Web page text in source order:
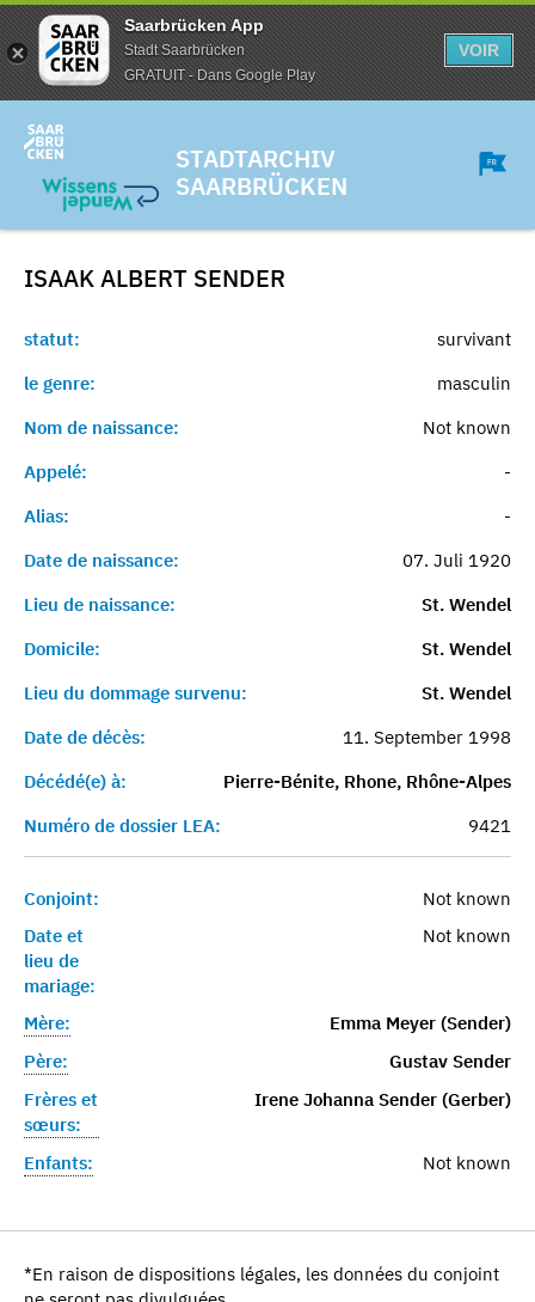
Saarbrücken App
Stadt Saarbrücken
GRATUIT - Dans Google Play
VOIR
STADTARCHIV
SAARBRÜCKEN
ISAAK ALBERT SENDER
statut:
survivant
le genre:
masculin
Nom de naissance:
Not known
Appelé:
-
Alias:
-
Date de naissance:
07. Juli 1920
Lieu de naissance:
St. Wendel
Domicile:
St. Wendel
Lieu du dommage survenu:
St. Wendel
Date de décès:
11. September 1998
Décédé(e) à:
Pierre-Bénite, Rhone, Rhône-Alpes
Numéro de dossier LEA:
9421
Conjoint:
Not known
Date et
lieu de
mariage:
Not known
Mère:
Emma Meyer (Sender)
Père:
Gustav Sender
Frères et
sœurs:
Irene Johanna Sender (Gerber)
Enfants: Not known
*En raison de dispositions légales, les données du conjoint